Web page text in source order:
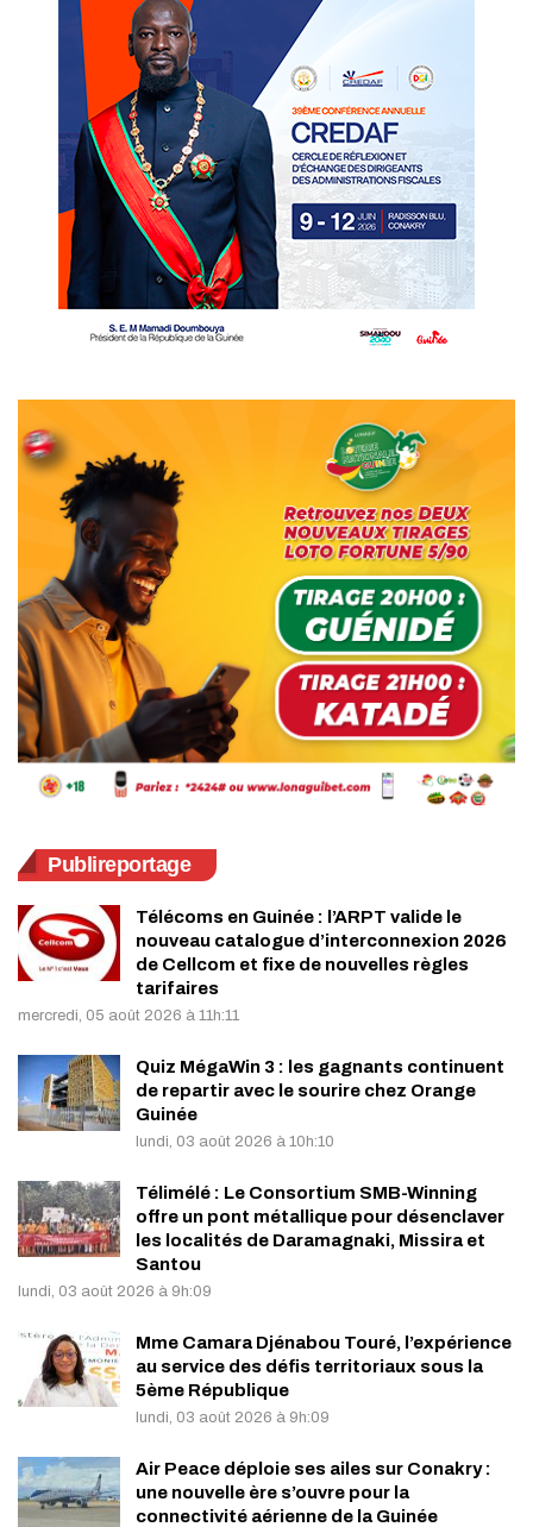
Publireportage
Télécoms en Guinée : l’ARPT valide le
nouveau catalogue d’interconnexion 2026
de Cellcom et fixe de nouvelles règles
tarifaires
mercredi, 05 août 2026 à 11h:11
Quiz MégaWin 3 : les gagnants continuent
de repartir avec le sourire chez Orange
Guinée
lundi, 03 août 2026 à 10h:10
Télimélé : Le Consortium SMB-Winning
offre un pont métallique pour désenclaver
les localités de Daramagnaki, Missira et
Santou
lundi, 03 août 2026 à 9h:09
Mme Camara Djénabou Touré, l’expérience
au service des défis territoriaux sous la
5ème République
lundi, 03 août 2026 à 9h:09
Air Peace déploie ses ailes sur Conakry :
une nouvelle ère s’ouvre pour la
connectivité aérienne de la Guinée